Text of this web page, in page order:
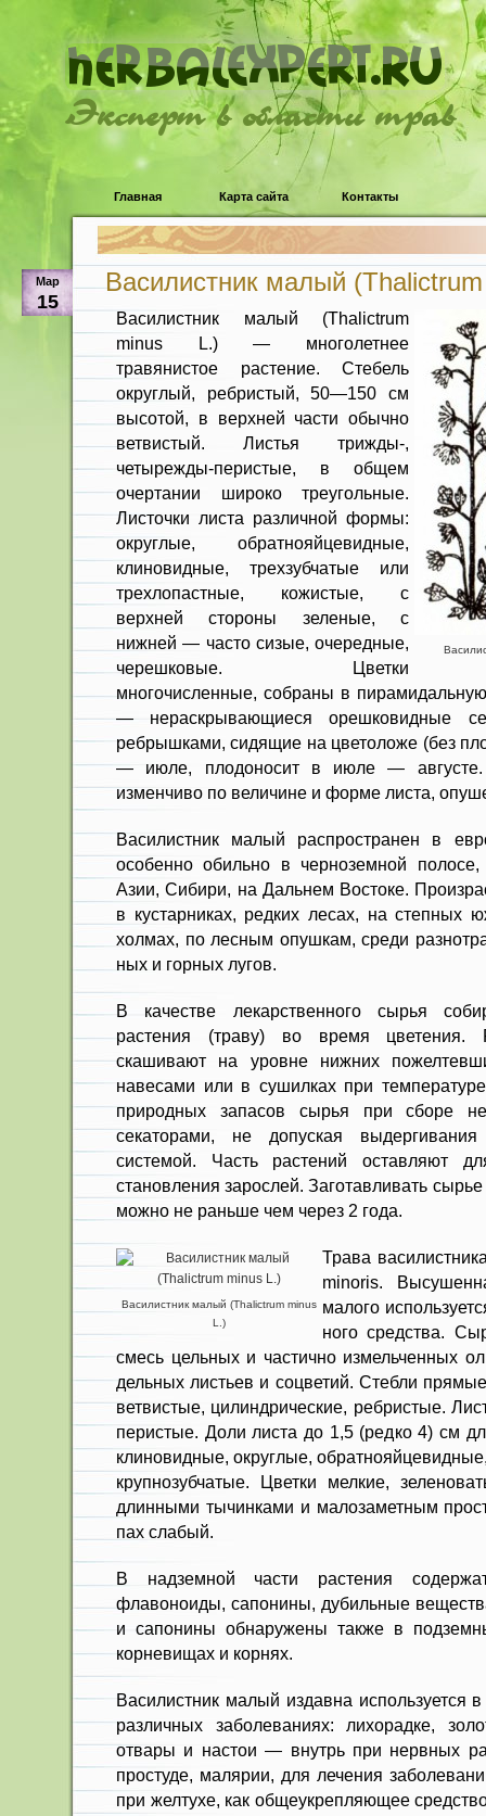
Эксперт в области трав
Главная Карта сайта Контакты
Мар
15
Василистник малый
Василистник малый (Thalictrum
minus L.) — многолетнее
травянистое растение. Стебель
округлый, ребристый, 50—150 см
высотой, в верхней части обыч­но
ветвистый. Листья трижды-,
четырежды-перистые, в общем
очертании широко треугольные.
Листочки листа различной формы:
округлые, обратнояйцевидные,
клиновидные, трехзубча­тые или
трехлопастные, кожистые, с
верхней стороны зеленые, с
нижней — часто сизые, очередные,
черешковые. Цветки
многочисленные, собраны в
— нераскрывающиеся орешковидные
ребрыш­ками, сидящие на цветоложе (без
— июле, плодоносит в июле — августе.
изменчиво по величине и форме листа,
Василистник малый распространен в
особенно обильно в черноземной
Азии, Сибири, на Дальнем Востоке.
в кустарниках, редких лесах, на степных
холмах, по лесным опушкам, среди
ных и горных лугов.
В качестве лекарственного сырья
растения (траву) во время цветения.
скашивают на уровне нижних
навесами или в сушилках при
природных запасов сырья при сборе
секаторами, не допуская
системой. Часть растений оставляют
становления зарослей. Заготавливать
можно не раньше чем через 2 года.
Василистник малый (Thalictrum minus
L.)
Трава
minoris.
мало­го
ного средства.
смесь цельных и частично измель­ченных
дельных листьев и соцветий. Стеб­ли
ветвистые, цилиндрические, ребристые.
перистые. Доли листа до 1,5 (редко 4) см
клиновидные, округ­лые,
крупнозубчатые. Цветки мелкие,
длинными тычинками и малоза­метным
пах слабый.
В надземной части растения
флавоноиды, сапонины, дубильные
и сапонины обнаружены также в
корневищах и корнях.
Василистник малый издавна ис­пользуется
различных заболеваниях: лихорадке,
отвары и настои — внутрь при нервных
простуде, маля­рии, для лечения
при желтухе, как общеукрепляющее